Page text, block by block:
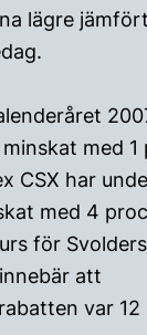
lägre
med 1
CSX har
med 4
för
att
var